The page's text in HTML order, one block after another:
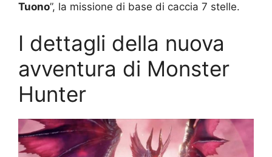
Tuono”, la missione di base di caccia 7 stelle.
I dettagli della nuova
avventura di Monster
Hunter